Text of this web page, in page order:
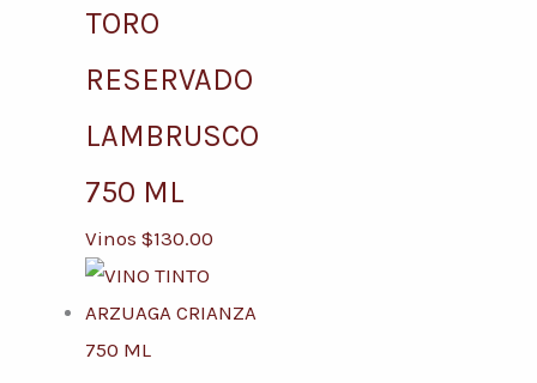
TORO
RESERVADO
LAMBRUSCO
750 ML
Vinos $130.00